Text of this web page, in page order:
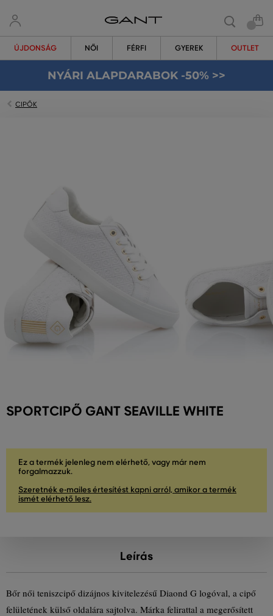
ÚJDONSÁG NŐI FÉRFI GYEREK OUTLET
NYÁRI ALAPDARABOK -50% >>
CIPŐK
SPORTCIPŐ GANT SEAVILLE WHITE
Ez a termék jelenleg nem elérhető, vagy már nem
forgalmazzuk.
Szeretnék e-mailes értesítést kapni arról, amikor a termék
ismét elérhető lesz.
Leírás
Bőr női teniszcipő dizájnos kivitelezésű Diaond G logóval, a cipő
felületének külső oldalára sajtolva. Márka felirattal a megerősített